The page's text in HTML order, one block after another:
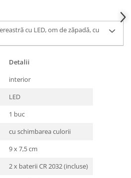
cu LED, om de zăpadă, cu
Detalii
interior
LED
1 buc
cu schimbarea culorii
9 x 7,5 cm
2 x baterii CR 2032 (incluse)